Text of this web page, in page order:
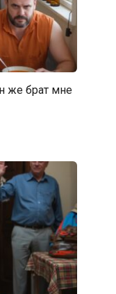
же брат мне